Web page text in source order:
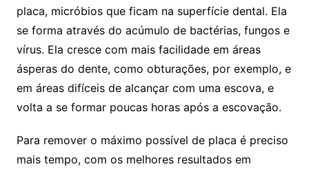
placa, micróbios que ficam na superfície dental. Ela
se forma através do acúmulo de bactérias, fungos e
vírus. Ela cresce com mais facilidade em áreas
ásperas do dente, como obturações, por exemplo, e
em áreas difíceis de alcançar com uma escova, e
volta a se formar poucas horas após a escovação.
Para remover o máximo possível de placa é preciso
mais tempo, com os melhores resultados em